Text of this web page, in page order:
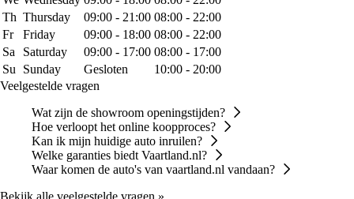
Th Thursday 09:00 - 21:00 08:00 - 22:00
Fr
Friday 09:00 - 18:00 08:00 - 22:00
Sa
Saturday 09:00 - 17:00 08:00 - 17:00
Su
Sunday Gesloten
10:00 - 20:00
Veelgestelde vragen
Wat zijn de showroom openingstijden?
Hoe verloopt het online koopproces?
Kan ik mijn huidige auto inruilen?
Welke garanties biedt Vaartland.nl?
Waar komen de auto's van vaartland.nl vandaan?
Bekijk alle veelgestelde vragen »